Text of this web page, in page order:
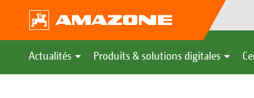
Actualités Produits & solutions digitales